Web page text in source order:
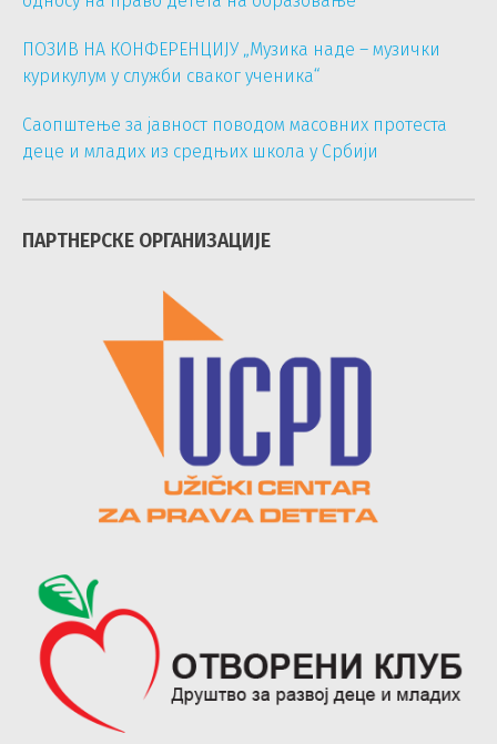
ПОЗИВ НА КОНФЕРЕНЦИЈУ „Музика наде – музички
курикулум у служби сваког ученика“
Саопштење за јавност поводом масовних протеста
деце и младих из средњих школа у Србији
ПАРТНЕРСКЕ ОРГАНИЗАЦИЈЕ